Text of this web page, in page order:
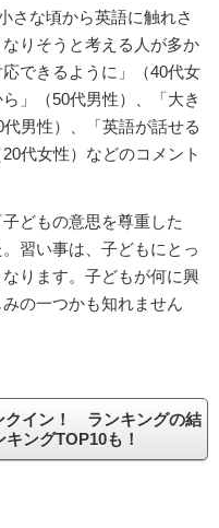
さな頃から英語に触れさ
りそうと考える人が多か
できるように」（40代女
」（50代男性）、「大き
男性）、「英語が話せる
代女性）などのコメント
どもの意思を尊重した
習い事は、子どもにとっ
ります。子どもが何に興
の一つかも知れません
クイン！ ランキングの結
ングTOP10も！